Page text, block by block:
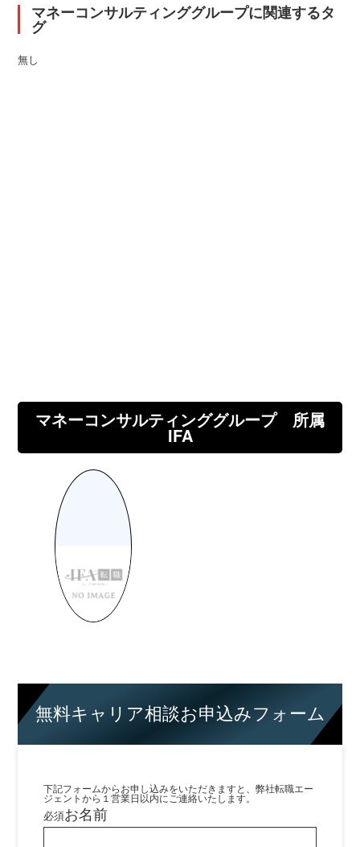
マネーコンサルティンググループに関連するタ
グ
無し
マネーコンサルティンググループ 所属
IFA
無料キャリア相談お申込みフォーム
下記フォームからお申し込みをいただきますと、弊社転職エー
ジェントから１営業日以内にご連絡いたします。
必須お名前